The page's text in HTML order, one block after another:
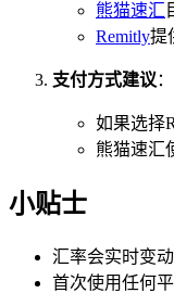
熊猫速汇
Remitly提
支付方式建议 ：
如果选择
熊猫速汇
小贴士
汇率会实时变
首次使用任何